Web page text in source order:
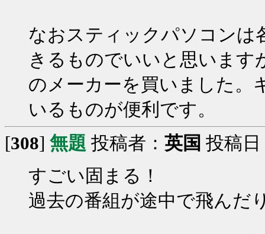
なおスティックパソコンは
きるものでいいと思います
のメーカーを買いました。
いるものが便利です。
[308] 無題 投稿者： 英国 投稿
すごい固まる！
過去の番組が途中で飛んだ